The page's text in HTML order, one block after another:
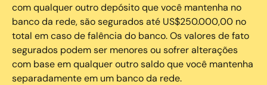
com qualquer outro depósito que você mantenha no
banco da rede, são segurados até US$250.000,00 no
total em caso de falência do banco. Os valores de fato
segurados podem ser menores ou sofrer alterações
com base em qualquer outro saldo que você mantenha
separadamente em um banco da rede.